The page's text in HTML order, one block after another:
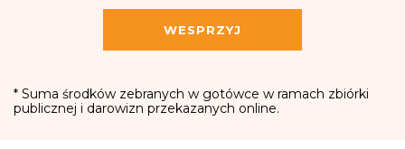
WESPRZYJ
* Suma środków zebranych w gotówce w ramach zbiórki
publicznej i darowizn przekazanych online.